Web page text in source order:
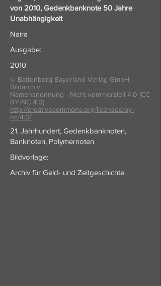
von 2010, Gedenkbanknote 50 Jahre
Unabhängigkeit
Naira
Ausgabe:
2010
© Battenberg Bayerland Verlag GmbH,
Bildarchiv
Namensnennung - Nicht kommerziell 4.0 (CC
BY-NC 4.0)
http://creativecommons.org/licenses/by-
nc/4.0/
21. Jahrhundert, Gedenkbanknoten,
Banknoten, Polymernoten
Bildvorlage:
Archiv für Geld- und Zeitgeschichte